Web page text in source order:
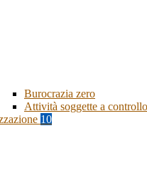
Burocrazia zero
Attività soggette a controllo
10